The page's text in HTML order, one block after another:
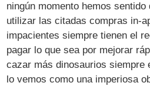
ningún momento hemos
utilizar las citadas compras in-
impacientes siempre tienen el
pagar lo que sea por mejorar
cazar más dinosaurios siempre
lo vemos como una imperiosa